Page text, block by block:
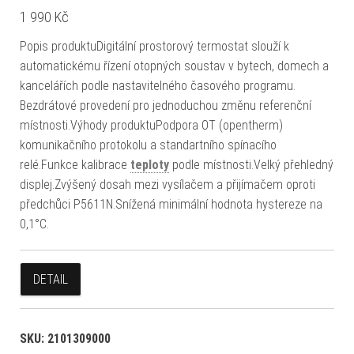
1 990 Kč
Popis produktuDigitální prostorový termostat slouží k
automatickému řízení otopných soustav v bytech, domech a
kancelářích podle nastavitelného časového programu.
Bezdrátové provedení pro jednoduchou změnu referenční
místnosti.Výhody produktuPodpora OT (opentherm)
komunikačního protokolu a standartního spínacího
relé.Funkce kalibrace teploty podle místnosti.Velký přehledný
displej.Zvýšený dosah mezi vysílačem a přijímačem oproti
předchůci P5611N.Snížená minimální hodnota hystereze na
0,1°C.
DETAIL
SKU: 2101309000